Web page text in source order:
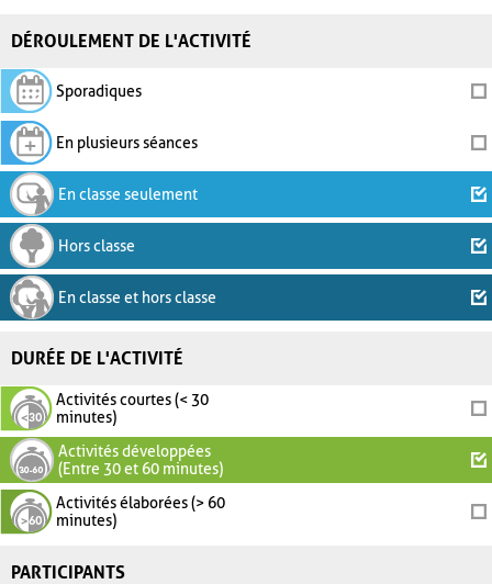
DÉROULEMENT DE L'ACTIVITÉ
Sporadiques
En plusieurs séances
En classe seulement
Hors classe
En classe et hors classe
DURÉE DE L'ACTIVITÉ
Activités courtes (< 30
minutes)
Activités développées
(Entre 30 et 60 minutes)
Activités élaborées (> 60
minutes)
PARTICIPANTS